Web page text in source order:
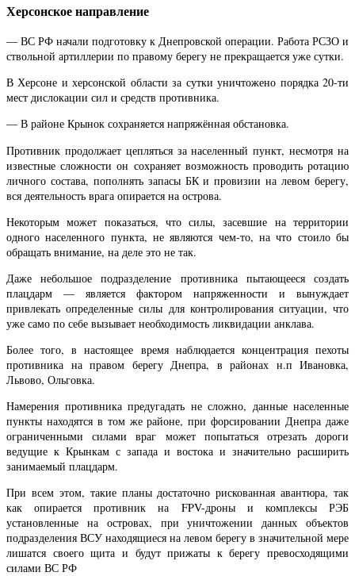
Херсонское направление
— ВС РФ начали подготовку к Днепровской операции. Работа РСЗО и
ствольной артиллерии по правому берегу не прекращается уже сутки.
В Херсоне и херсонской области за сутки уничтожено порядка 20-ти
мест дислокации сил и средств противника.
— В районе Крынок сохраняется напряжённая обстановка.
Противник продолжает цепляться за населенный пункт, несмотря на
известные сложности он сохраняет возможность проводить ротацию
личного состава, пополнять запасы БК и провизии на левом берегу,
вся деятельность врага опирается на острова.
Некоторым может показаться, что силы, засевшие на территории
одного населенного пункта, не являются чем-то, на что стоило бы
обращать внимание, на деле это не так.
Даже небольшое подразделение противника пытающееся создать
плацдарм — является фактором напряженности и вынуждает
привлекать определенные силы для контролирования ситуации, что
уже само по себе вызывает необходимость ликвидации анклава.
Более того, в настоящее время наблюдается концентрация пехоты
противника на правом берегу Днепра, в районах н.п Ивановка,
Львово, Ольговка.
Намерения противника предугадать не сложно, данные населенные
пункты находятся в том же районе, при форсировании Днепра даже
ограниченными силами враг может попытаться отрезать дороги
ведущие к Крынкам с запада и востока и значительно расширить
занимаемый плацдарм.
При всем этом, такие планы достаточно рискованная авантюра, так
как опирается противник на FPV-дроны и комплексы РЭБ
установленные на островах, при уничтожении данных объектов
подразделения ВСУ находящиеся на левом берегу в значительной мере
лишатся своего щита и будут прижаты к берегу превосходящими
силами ВС РФ